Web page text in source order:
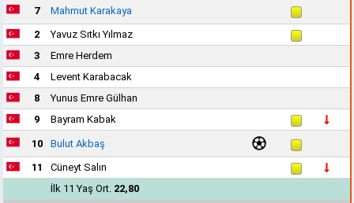
7
Mahmut Karakaya
2
Yavuz Sıtkı Yılmaz
3
Emre Herdem
4
Levent Karabacak
8
Yunus Emre Gülhan
9
Bayram Kabak
10
Bulut Akbaş
11
Cüneyt Salın
İlk 11 Yaş Ort. 22,80